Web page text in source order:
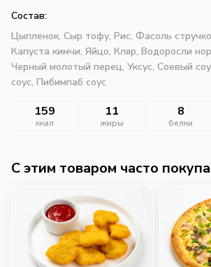
Состав:
Цыпленок, Сыр тофу, Рис, Фасоль
Капуста кимчи, Яйцо, Кляр, Водоросли
Черный молотый перец, Уксус, Соевый
соус, Пибимпаб соус
159
ккал
11
жиры
8
белки
C этим товаром часто